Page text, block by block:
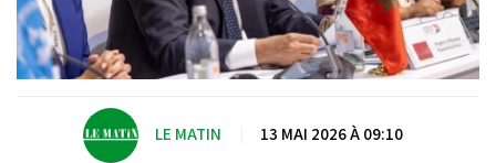
LE MATIN 13 MAI 2026 À 09:10